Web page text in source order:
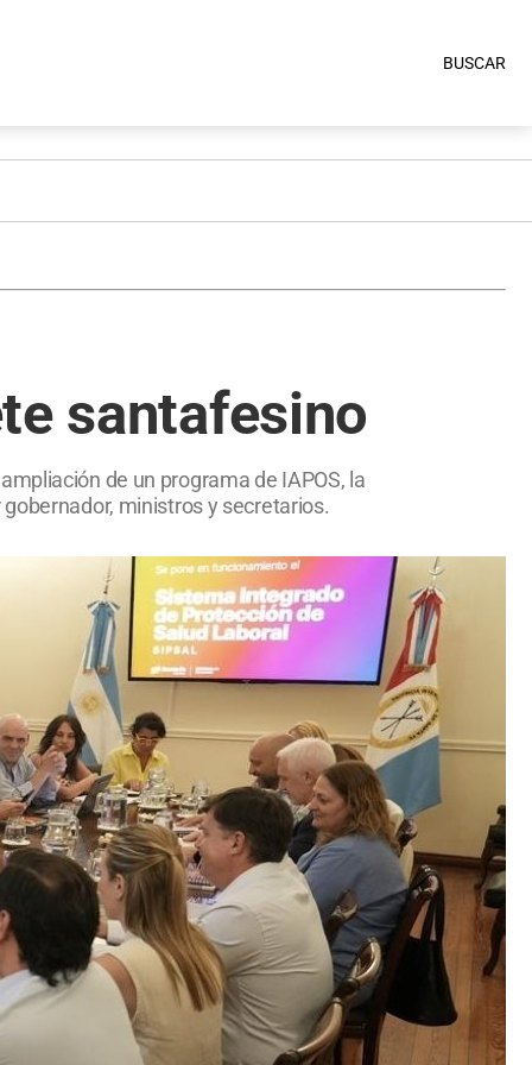
BUSCAR
santafesino
de un programa de IAPOS, la
ministros y secretarios.